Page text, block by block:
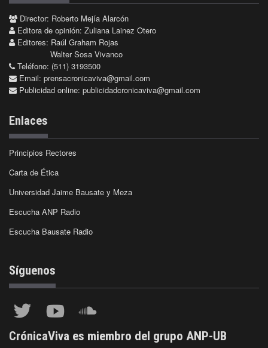
Director: Roberto Mejía Alarcón
Editora de opinión: Zuliana Lainez Otero
Editores: Raúl Graham Rojas
Walter Sosa Vivanco
Teléfono: (511) 3193500
Email: prensacronicaviva@gmail.com
Publicidad online: publicidadcronicaviva@gmail.com
Enlaces
Principios Rectores
Carta de Ética
Universidad Jaime Bausate y Meza
Escucha ANP Radio
Escucha Bausate Radio
Síguenos
CrónicaViva es miembro del grupo ANP-UB